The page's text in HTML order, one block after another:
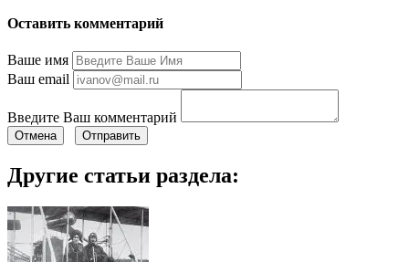
Оставить комментарий
Ваше имя
Ваш email
Введите Ваш комментарий
Отмена Отправить
Другие статьи раздела: